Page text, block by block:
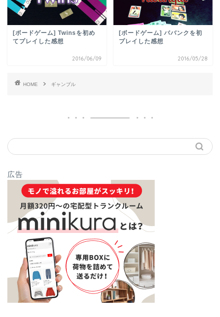
[ボードゲーム] Twinsを初め
てプレイした感想
2016/06/09
[ボードゲーム] ババンクを初
プレイした感想
2016/05/28
HOME ギャンブル
広告